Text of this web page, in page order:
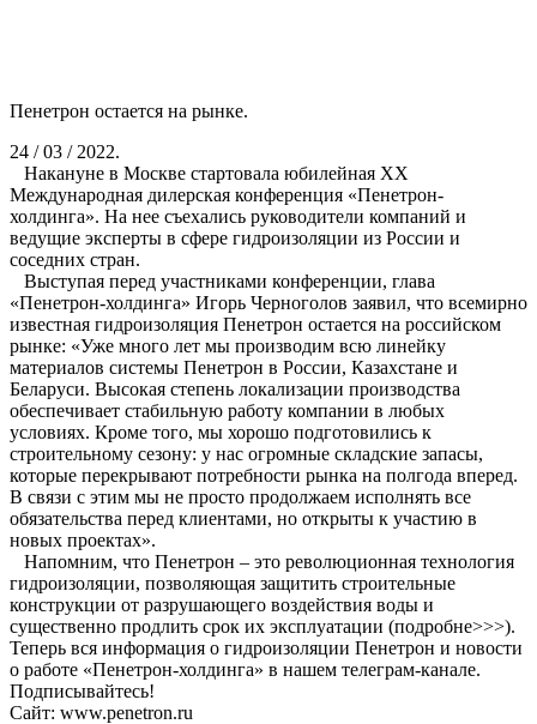
Пенетрон остается на рынке.
24 / 03 / 2022.
Накануне в Москве стартовала юбилейная XX
Международная дилерская конференция «Пенетрон-
холдинга». На нее съехались руководители компаний и
ведущие эксперты в сфере гидроизоляции из России и
соседних стран.
Выступая перед участниками конференции, глава
«Пенетрон-холдинга» Игорь Черноголов заявил, что всемирно
известная гидроизоляция Пенетрон остается на российском
рынке: «Уже много лет мы производим всю линейку
материалов системы Пенетрон в России, Казахстане и
Беларуси. Высокая степень локализации производства
обеспечивает стабильную работу компании в любых
условиях. Кроме того, мы хорошо подготовились к
строительному сезону: у нас огромные складские запасы,
которые перекрывают потребности рынка на полгода вперед.
В связи с этим мы не просто продолжаем исполнять все
обязательства перед клиентами, но открыты к участию в
новых проектах».
Напомним, что Пенетрон – это революционная технология
гидроизоляции, позволяющая защитить строительные
конструкции от разрушающего воздействия воды и
существенно продлить срок их эксплуатации (подробне>>>).
Теперь вся информация о гидроизоляции Пенетрон и новости
о работе «Пенетрон-холдинга» в нашем телеграм-канале.
Подписывайтесь!
Сайт: www.penetron.ru